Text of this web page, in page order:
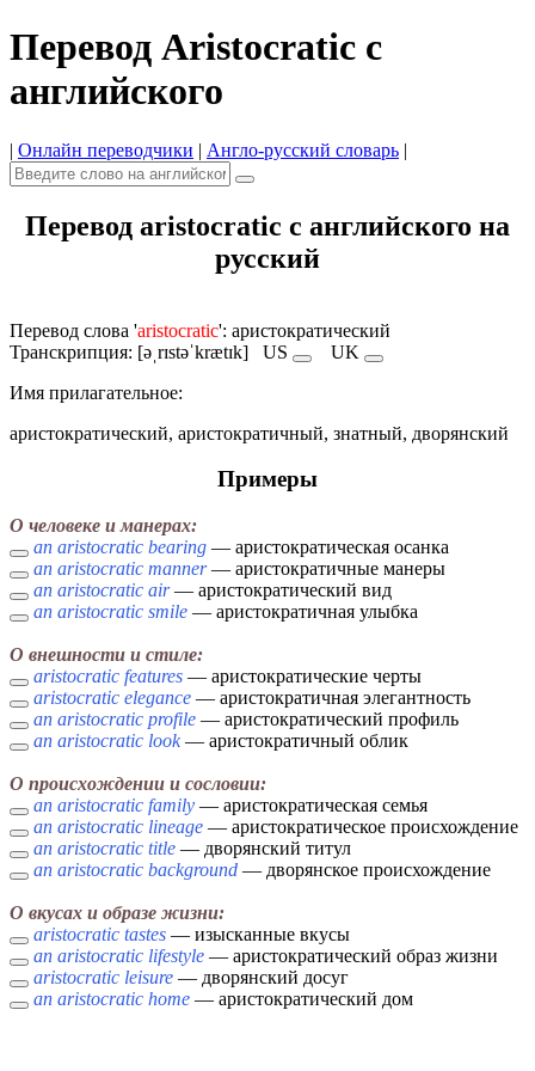
Перевод Aristocratic с
английского
| Онлайн переводчики | Англо-русский словарь |
Перевод aristocratic с английского на
русский
Перевод слова 'aristocratic': аристократический
Транскрипция: [əˌrɪstəˈkrætɪk] US
UK
Имя прилагательное:
аристократический, аристократичный, знатный, дворянский
Примеры
О человеке и манерах:
an aristocratic bearing — аристократическая осанка
an aristocratic manner— аристократичные манеры
an aristocratic air— аристократический вид
an aristocratic smile — аристократичная улыбка
О внешности и стиле:
aristocratic features — аристократические черты
aristocratic elegance — аристократичная элегантность
an aristocratic profile — аристократический профиль
an aristocratic look— аристократичный облик
О происхождении и сословии:
an aristocratic family — аристократическая семья
an aristocratic lineage — аристократическое происхождение
an aristocratic title — дворянский титул
an aristocratic background — дворянское происхождение
О вкусах и образе жизни:
aristocratic tastes — изысканные вкусы
an aristocratic lifestyle — аристократический образ жизни
aristocratic leisure — дворянский досуг
an aristocratic home — аристократический дом